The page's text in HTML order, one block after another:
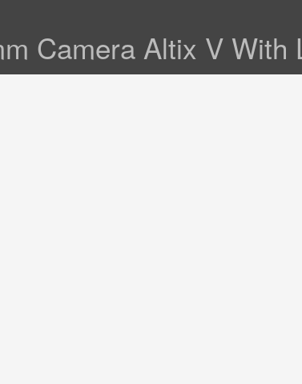
Camera Altix V